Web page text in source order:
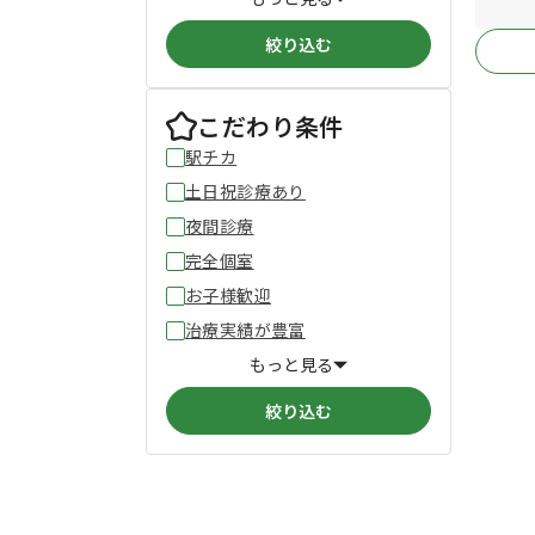
絞り込む
こだわり条件
駅チカ
土日祝診療あり
夜間診療
完全個室
お子様歓迎
治療実績が豊富
もっと見る
絞り込む